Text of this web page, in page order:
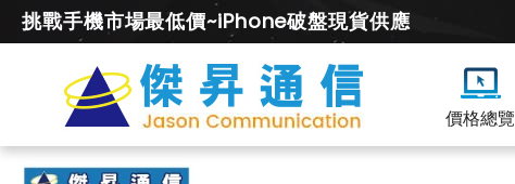
挑戰手機市場最低價~iPhone破盤現貨供應
價格總覽